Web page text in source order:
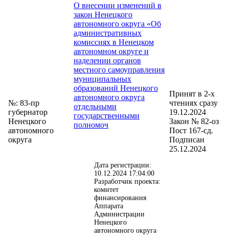
№: 83-пр
губернатор
Ненецкого
автономного
округа
О внесении изменений в
закон Ненецкого
автономного округа «Об
административных
комиссиях в Ненецком
автономном округе и
наделении органов
местного самоуправления
муниципальных
образований Ненецкого
автономного округа
отдельными
государственными
полномоч
Дата регистрации:
10.12.2024 17:04:00
Разработчик проекта:
комитет
финансирования
Аппарата
Администрации
Ненецкого
автономного округа
Принят в 2-х
чтениях сразу
19.12.2024
Закон № 82-оз
Пост 167-сд.
Подписан
25.12.2024